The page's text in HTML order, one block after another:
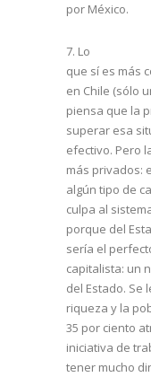
por México.
7. Lo
que sí es más
en Chile (sólo
piensa que la
superar esa
efectivo. Pero
más privados:
algún tipo de
culpa al
porque del
sería el
capitalista: un
del Estado. Se
riqueza y la
35 por ciento
iniciativa de
tener mucho